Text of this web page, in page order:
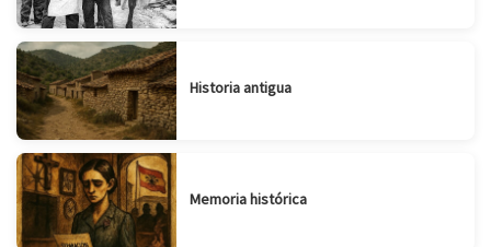
Historia antigua
Memoria histórica